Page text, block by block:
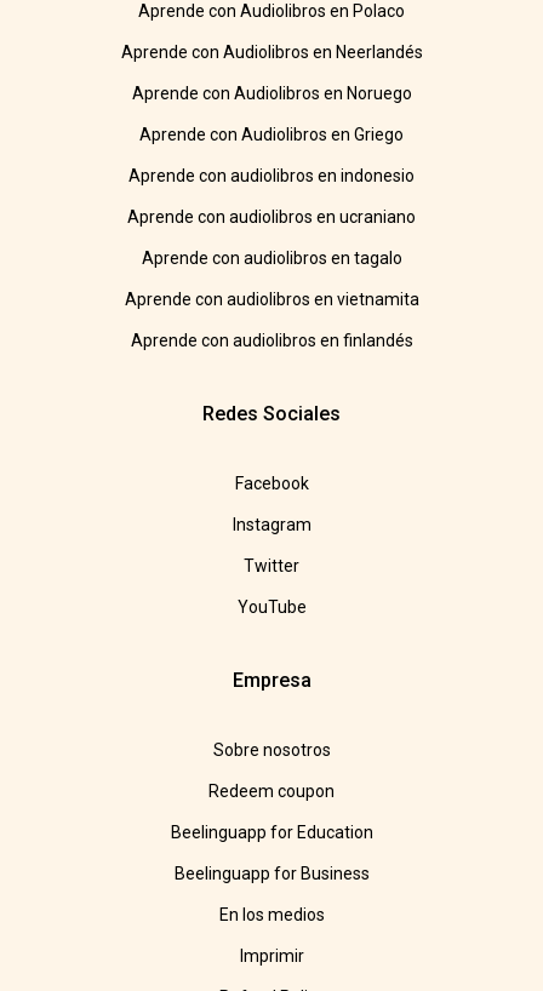
Aprende con Audiolibros en Polaco
Aprende con Audiolibros en Neerlandés
Aprende con Audiolibros en Noruego
Aprende con Audiolibros en Griego
Aprende con audiolibros en indonesio
Aprende con audiolibros en ucraniano
Aprende con audiolibros en tagalo
Aprende con audiolibros en vietnamita
Aprende con audiolibros en finlandés
Redes Sociales
Facebook
Instagram
Twitter
YouTube
Empresa
Sobre nosotros
Redeem coupon
Beelinguapp for Education
Beelinguapp for Business
En los medios
Imprimir